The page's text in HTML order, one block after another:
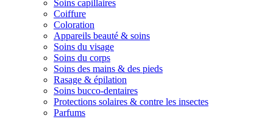
Soins capillaires
Coiffure
Coloration
Appareils beauté & soins
Soins du visage
Soins du corps
Soins des mains & des pieds
Rasage & épilation
Soins bucco-dentaires
Protections solaires & contre les insectes
Parfums